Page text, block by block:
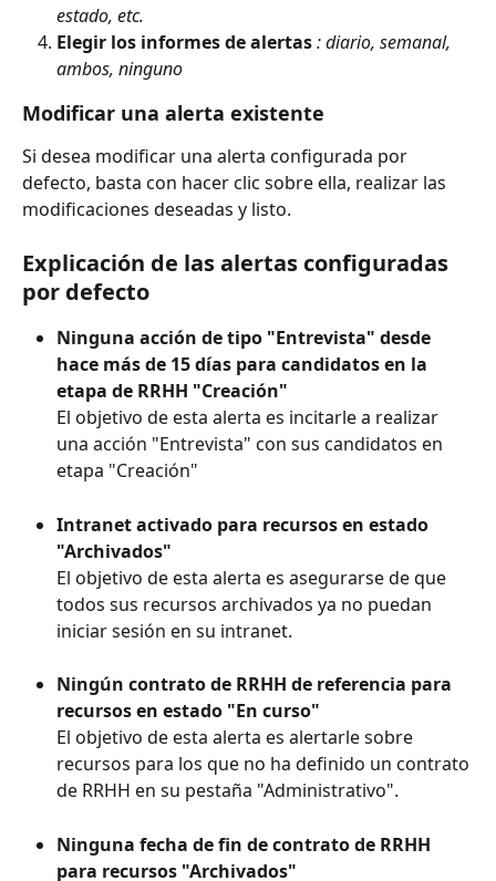
estado, etc.
Elegir los informes de alertas: diario, semanal,
ambos, ninguno
Modificar una alerta existente
Si desea modificar una alerta configurada por
defecto, basta con hacer clic sobre ella, realizar las
modificaciones deseadas y listo.
Explicación de las alertas configuradas
por defecto
Ninguna acción de tipo "Entrevista" desde
hace más de 15 días para candidatos en la
etapa de RRHH "Creación"
El objetivo de esta alerta es incitarle a realizar
una acción "Entrevista" con sus candidatos en
etapa "Creación"
Intranet activado para recursos en estado
"Archivados"
El objetivo de esta alerta es asegurarse de que
todos sus recursos archivados ya no puedan
iniciar sesión en su intranet.
Ningún contrato de RRHH de referencia para
recursos en estado "En curso"
El objetivo de esta alerta es alertarle sobre
recursos para los que no ha definido un contrato
de RRHH en su pestaña "Administrativo".
Ninguna fecha de fin de contrato de RRHH
para recursos "Archivados"